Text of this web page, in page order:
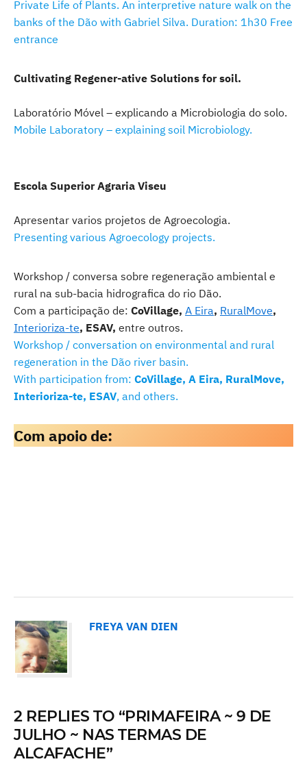
Private Life of Plants. An interpretive nature walk on the
banks of the Dão with Gabriel Silva. Duration: 1h30 Free
entrance
Cultivating Regener-ative Solutions for soil.
Laboratório Móvel – explicando a Microbiologia do solo.
Mobile Laboratory – explaining soil Microbiology.
Escola Superior Agraria Viseu
Apresentar varios projetos de Agroecologia.
Presenting various Agroecology projects.
Workshop / conversa sobre regeneração ambiental e
rural na sub-bacia hidrografica do rio Dão.
Com a participação de: CoVillage, A Eira, RuralMove,
Interioriza-te, ESAV, entre outros.
Workshop / conversation on environmental and rural
regeneration in the Dão river basin.
With participation from: CoVillage, A Eira, RuralMove,
Interioriza-te, ESAV, and others.
Com apoio de:
FREYA VAN DIEN
2 REPLIES TO “PRIMAFEIRA ~ 9 DE
JULHO ~ NAS TERMAS DE
ALCAFACHE”